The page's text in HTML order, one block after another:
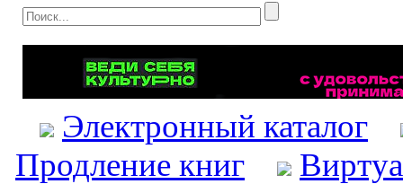
Электронный каталог
Продление книг